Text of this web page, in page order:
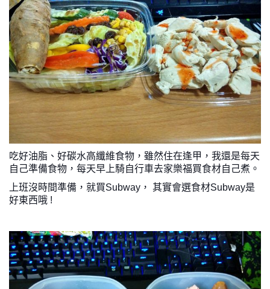
吃好油脂、好碳水高纖維食物，雖然住在逢甲，我還是每天
自己準備食物，每天早上騎自行車去家樂福買食材自己煮。
上班沒時間準備，就買Subway， 其實會選食材Subway是
好東西哦 !